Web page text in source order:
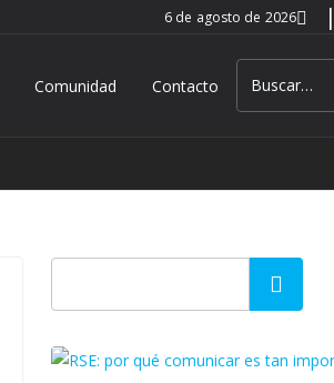
6 de agosto de 2026
Comunidad Contacto